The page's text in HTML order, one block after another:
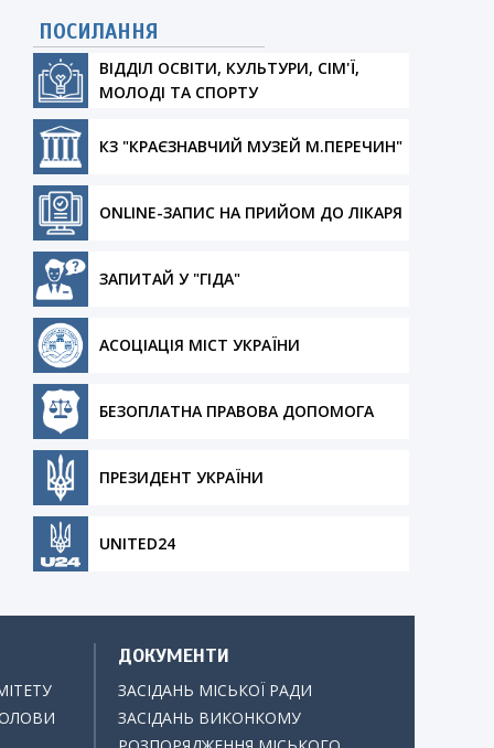
ПОСИЛАННЯ
ВІДДІЛ ОСВІТИ, КУЛЬТУРИ, СІМ'Ї,
МОЛОДІ ТА СПОРТУ
КЗ "КРАЄЗНАВЧИЙ МУЗЕЙ М.ПЕРЕЧИН"
ONLINE-ЗАПИС НА ПРИЙОМ ДО ЛІКАРЯ
ЗАПИТАЙ У "ГІДА"
АСОЦІАЦІЯ МІСТ УКРАЇНИ
БЕЗОПЛАТНА ПРАВОВА ДОПОМОГА
ПРЕЗИДЕНТ УКРАЇНИ
UNITED24
ДОКУМЕНТИ
ЗАСІДАНЬ МІСЬКОЇ РАДИ
ЗАСІДАНЬ ВИКОНКОМУ